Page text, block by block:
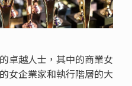
卓越人士，其中的商業女
女企業家和執行階層的大